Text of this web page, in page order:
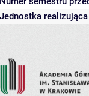
Jednostka